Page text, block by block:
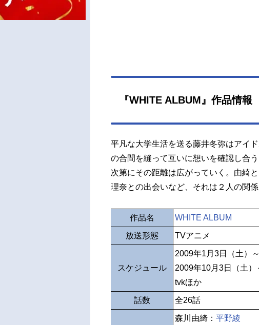
『WHITE ALBUM』作品情報
平凡な大学生活を送る藤井冬弥はアイ
の合間を縫って互いに想いを確認し合
次第にその距離は広がっていく。由綺
理奈との出会いなど、それは２人の関
作品名 WHITE ALBUM
放送形態 TVアニメ
スケジュール
2009年1月3日（土）
2009年10月3日（土）
tvkほか
話数 全26話
森川由綺： 平野綾